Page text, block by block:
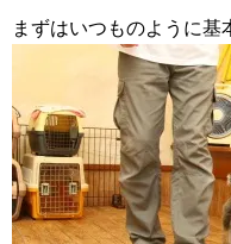
まずはいつものように基